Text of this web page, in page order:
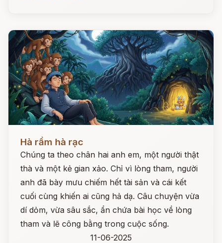
Đọc ngay
Hà rầm hà rạc
Chúng ta theo chân hai anh em, một người thật
thà và một kẻ gian xảo. Chỉ vì lòng tham, người
anh đã bày mưu chiếm hết tài sản và cái kết
cuối cùng khiến ai cũng hả dạ. Câu chuyện vừa
dí dỏm, vừa sâu sắc, ẩn chứa bài học về lòng
tham và lẽ công bằng trong cuộc sống.
11-06-2025